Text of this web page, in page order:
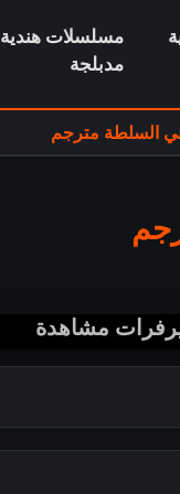
مسلسلات هندية
مدبلجة
السلطة مترجم
مشاهدة